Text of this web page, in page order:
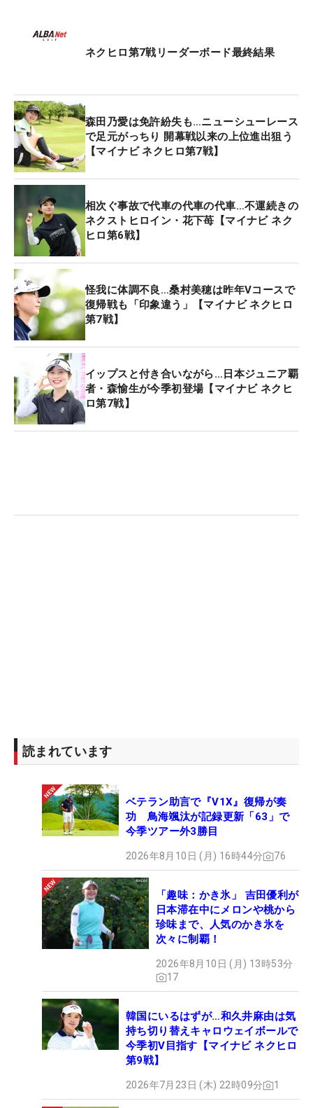
ネクヒロ第7戦リーダーボード最終結果
森田乃愛は免許紛失も…ニューシューレース
で足元がっちり 開幕戦以来の上位進出狙う
【マイナビ ネクヒロ第7戦】
相次ぐ事故で代車の代車の代車…不運続きの
ネクストヒロイン・花下苺【マイナビ ネク
ヒロ第6戦】
怪我に体調不良…桑村美穂は昨年Vコースで
復帰戦も「印象違う」【マイナビ ネクヒロ
第7戦】
イップスと付き合いながら…日本ジュニア覇
者・森愉生が今季初登場【マイナビ ネクヒ
ロ第7戦】
読まれています
ベテラン助言で『V1X』復帰が奏
功 鳥海颯汰が記録更新「63」で
今季ツアー外3勝目
2026年8月10日 (月) 16時44分 76
「趣味：かき氷」 吉田優利が
日本滞在中にメロンや桃から
珍味まで、人気のかき氷を
次々に制覇！
2026年8月10日 (月) 13時53分
17
韓国にいるはずが…和久井麻由は気
持ち切り替えキャロウェイボールで
今季初V目指す【マイナビ ネクヒロ
第9戦】
2026年7月23日 (木) 22時09分 1